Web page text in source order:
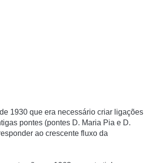
1930 que era necessário criar ligações
pontes (pontes D. Maria Pia e D.
ao crescente fluxo da